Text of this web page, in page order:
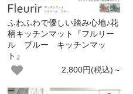
ふわふわで優しい踏み心地♪花
柄キッチンマット『フルリー
ル ブルー キッチンマッ
ト』
2,800円(税込)～